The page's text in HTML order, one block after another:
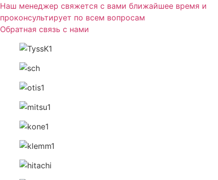
Наш менеджер свяжется с вами ближайшее время и
проконсультирует по всем вопросам
Обратная связь с нами